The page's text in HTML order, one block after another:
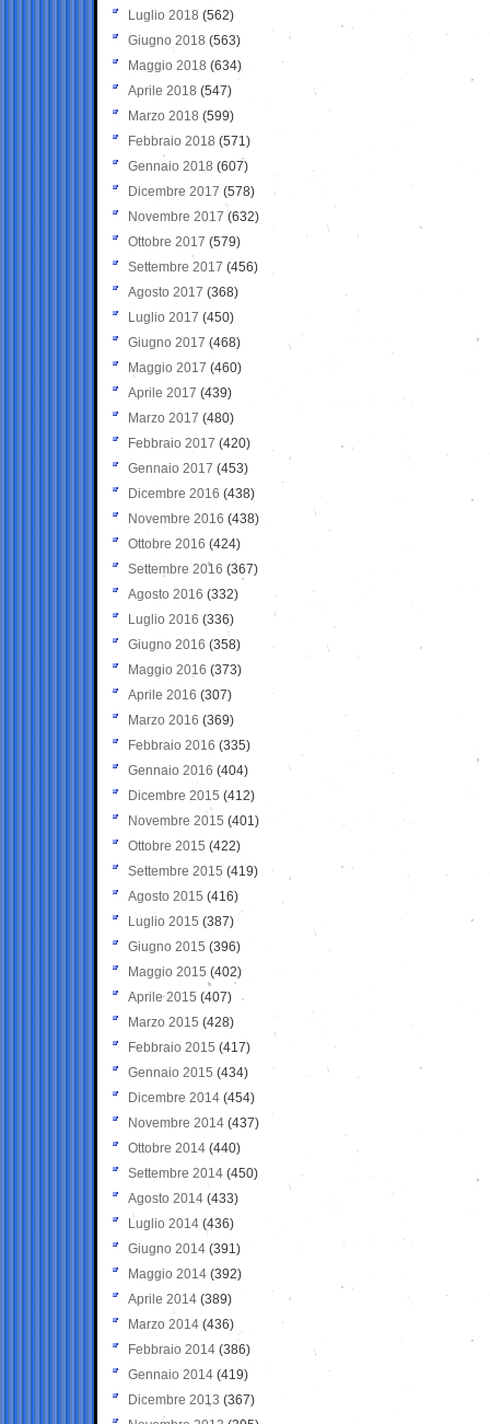
Luglio 2018 (562)
Giugno 2018 (563)
Maggio 2018 (634)
Aprile 2018 (547)
Marzo 2018 (599)
Febbraio 2018 (571)
Gennaio 2018 (607)
Dicembre 2017 (578)
Novembre 2017 (632)
Ottobre 2017 (579)
Settembre 2017 (456)
Agosto 2017 (368)
Luglio 2017 (450)
Giugno 2017 (468)
Maggio 2017 (460)
Aprile 2017 (439)
Marzo 2017 (480)
Febbraio 2017 (420)
Gennaio 2017 (453)
Dicembre 2016 (438)
Novembre 2016 (438)
Ottobre 2016 (424)
Settembre 2016 (367)
Agosto 2016 (332)
Luglio 2016 (336)
Giugno 2016 (358)
Maggio 2016 (373)
Aprile 2016 (307)
Marzo 2016 (369)
Febbraio 2016 (335)
Gennaio 2016 (404)
Dicembre 2015 (412)
Novembre 2015 (401)
Ottobre 2015 (422)
Settembre 2015 (419)
Agosto 2015 (416)
Luglio 2015 (387)
Giugno 2015 (396)
Maggio 2015 (402)
Aprile 2015 (407)
Marzo 2015 (428)
Febbraio 2015 (417)
Gennaio 2015 (434)
Dicembre 2014 (454)
Novembre 2014 (437)
Ottobre 2014 (440)
Settembre 2014 (450)
Agosto 2014 (433)
Luglio 2014 (436)
Giugno 2014 (391)
Maggio 2014 (392)
Aprile 2014 (389)
Marzo 2014 (436)
Febbraio 2014 (386)
Gennaio 2014 (419)
Dicembre 2013 (367)